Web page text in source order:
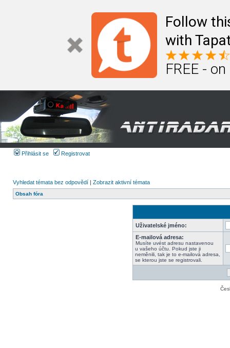
Follow
with
FREE -
Přihlásit se Registrovat
Vyhledat témata bez odpovědí | Zobrazit aktivní témata
Obsah fóra
Uživatelské jméno:
E-mailová adresa:
Musíte uvést adresu nastavenou
u vašeho účtu. Pokud jste ji
neměnili, tak je to e-mailová adresa,
se kterou jste se registrovali.